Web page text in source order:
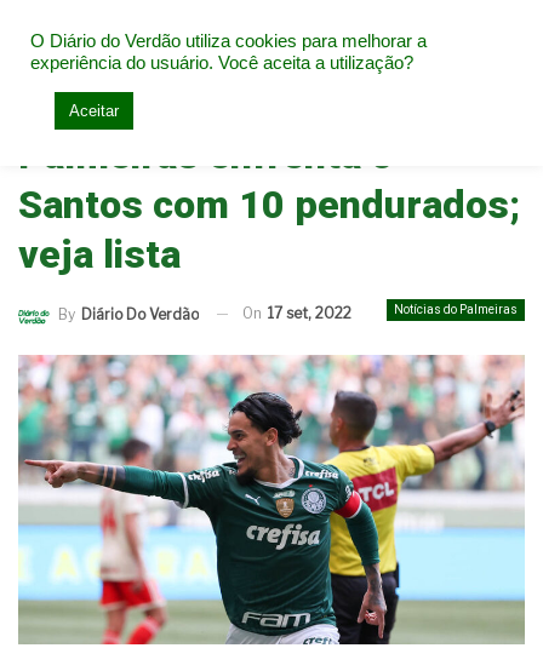
Home Notícias do Palmeiras
Palmeiras enfrenta o
Santos com 10 pendurados;
veja lista
Notícias do Palmeiras
By Diário Do Verdão On 17 set, 2022
O Diário do Verdão utiliza cookies para melhorar a
experiência do usuário. Você aceita a utilização?
Aceitar